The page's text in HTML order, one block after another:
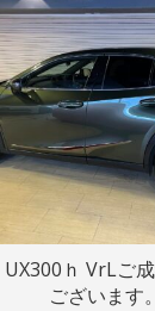
UX300ｈ VrLご
ございます。